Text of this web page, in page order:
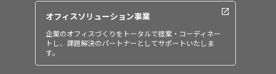
オフィスソリューション事業
企業のオフィスづくりをトータルで提案・コーディネー
トし、課題解決のパートナーとしてサポートいたしま
す。